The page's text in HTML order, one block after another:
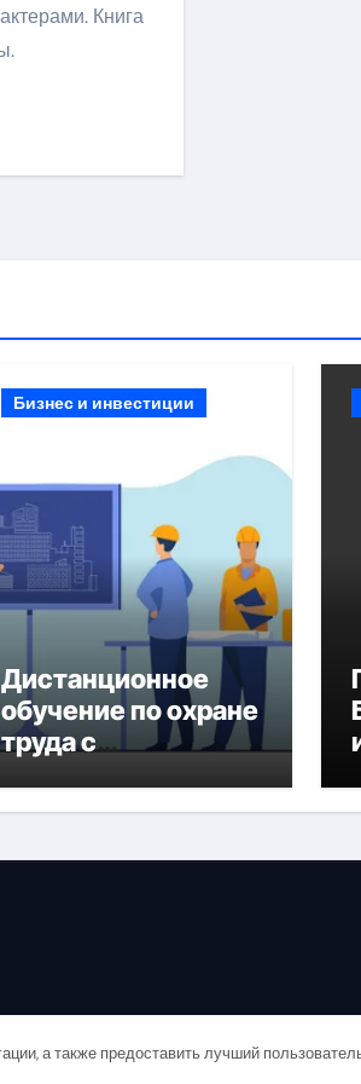
Книга
Бизнес и инвестиции
Дистанционное
обучение по охране
труда с
онлайн
отThemeansar.
а также предоставить лучший